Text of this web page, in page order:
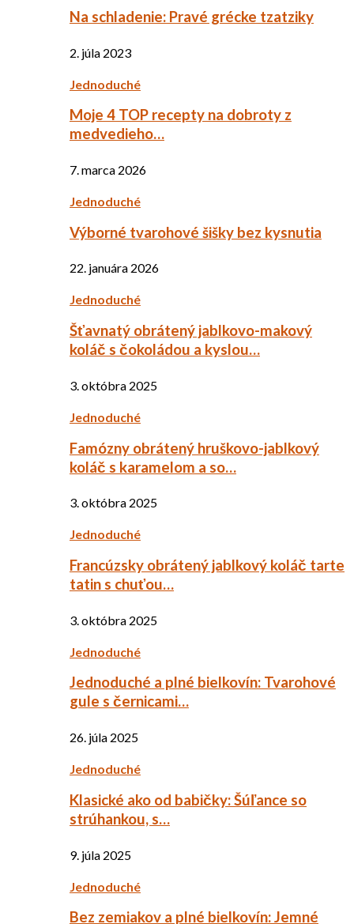
Na schladenie: Pravé grécke tzatziky
2. júla 2023
Jednoduché
Moje 4 TOP recepty na dobroty z
medvedieho…
7. marca 2026
Jednoduché
Výborné tvarohové šišky bez kysnutia
22. januára 2026
Jednoduché
Šťavnatý obrátený jablkovo-makový
koláč s čokoládou a kyslou…
3. októbra 2025
Jednoduché
Famózny obrátený hruškovo-jablkový
koláč s karamelom a so…
3. októbra 2025
Jednoduché
Francúzsky obrátený jablkový koláč tarte
tatin s chuťou…
3. októbra 2025
Jednoduché
Jednoduché a plné bielkovín: Tvarohové
gule s černicami…
26. júla 2025
Jednoduché
Klasické ako od babičky: Šúľance so
strúhankou, s…
9. júla 2025
Jednoduché
Bez zemiakov a plné bielkovín: Jemné